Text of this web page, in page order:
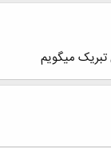
میگویم